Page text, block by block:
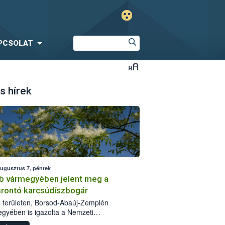
hírek
7, péntek
vármegyében jelent meg a
karcsúdíszbogár
területen, Borsod-Abaúj-Zemplén
is igazolta a Nemzeti
biztonsági Hivatal (Nébih) a